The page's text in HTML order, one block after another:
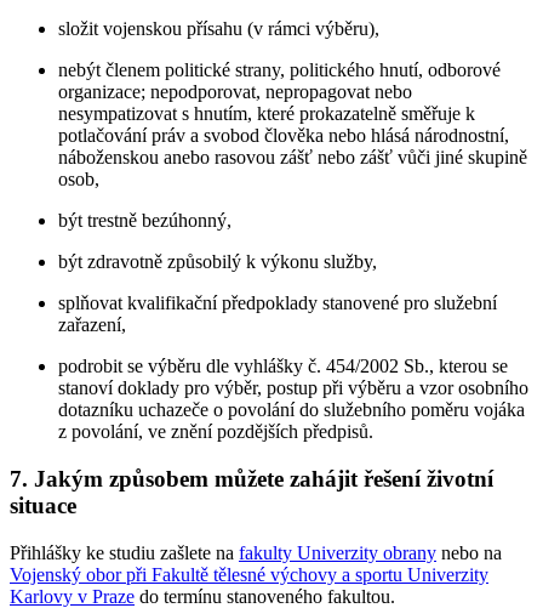
složit vojenskou přísahu (v rámci výběru),
nebýt členem politické strany, politického hnutí, odborové
organizace; nepodporovat, nepropagovat nebo
nesympatizovat s hnutím, které prokazatelně směřuje k
potlačování práv a svobod člověka nebo hlásá národnostní,
náboženskou anebo rasovou zášť nebo zášť vůči jiné skupině
osob,
být trestně bezúhonný,
být zdravotně způsobilý k výkonu služby,
splňovat kvalifikační předpoklady stanovené pro služební
zařazení,
podrobit se výběru dle vyhlášky č. 454/2002 Sb., kterou se
stanoví doklady pro výběr, postup při výběru a vzor osobního
dotazníku uchazeče o povolání do služebního poměru vojáka
z povolání, ve znění pozdějších předpisů.
7. Jakým způsobem můžete zahájit řešení životní
situace
Přihlášky ke studiu zašlete na fakulty Univerzity obrany nebo na
Vojenský obor při Fakultě tělesné výchovy a sportu Univerzity
Karlovy v Praze do termínu stanoveného fakultou.